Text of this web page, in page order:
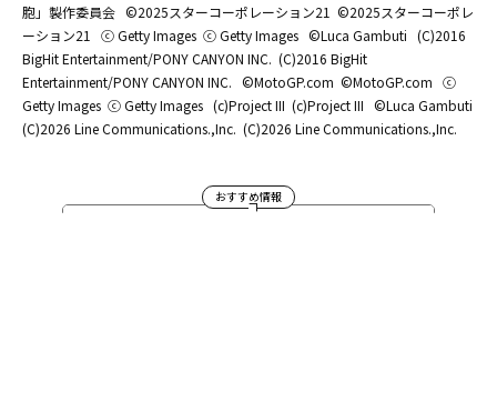
胞」製作委員会 ©2025スターコーポレーション21 ©2025スターコーポレ
ーション21
ⓒ Getty Images ⓒ Getty Images ©Luca Gambuti (C)2016
BigHit Entertainment/PONY CANYON INC. (C)2016 BigHit
Entertainment/PONY CANYON INC. ©MotoGP.com ©MotoGP.com ⓒ
Getty Images ⓒ Getty Images (c)Project III (c)Project III ©Luca Gambuti
(C)2026 Line Communications.,Inc. (C)2026 Line Communications.,Inc.
おすすめ情報